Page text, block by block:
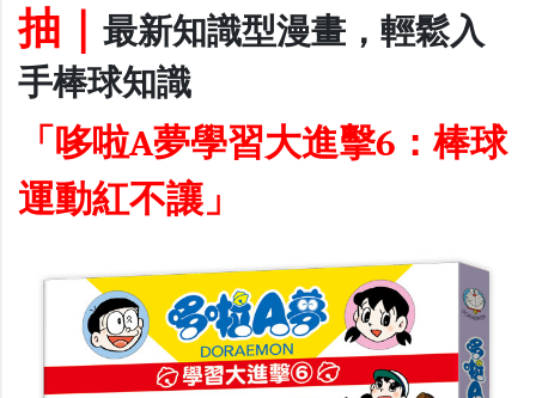
抽｜
最新知識型漫畫，輕鬆入
手棒球知識
「 哆啦A夢學習大進擊6：棒球
運動紅不讓 」